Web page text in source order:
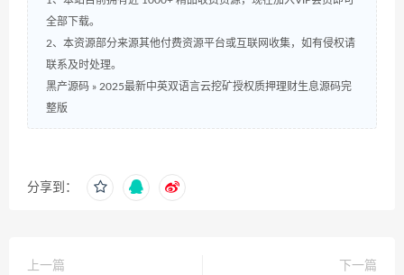
全部下载。
2、本资源部分来源其他付费资源平台或互联网收集，如有侵权请
联系及时处理。
黑产源码 » 2025最新中英双语言云挖矿授权质押理财生息源码完
整版
分享到：
上一篇
下一篇